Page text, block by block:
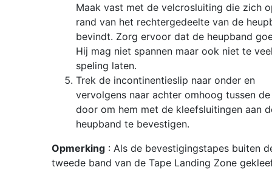
Maak vast met de velcrosluiting die zich
rand van het rechtergedeelte van de
bevindt. Zorg ervoor dat de heupband
Hij mag niet spannen maar ook niet te
speling laten.
Trek de incontinentieslip naar onder en
vervolgens naar achter omhoog tussen de
door om hem met de kleefsluitingen aan
heupband te bevestigen.
Opmerking: Als de bevestigingstapes buiten
tweede band van de Tape Landing Zone